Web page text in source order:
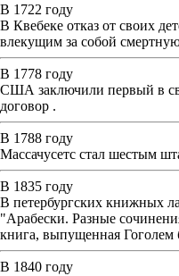
В 1722 году
В Квебеке отказ от своих
влекущим за собой
В 1778 году
США заключили первый в
договор .
В 1788 году
Массачусетс стал шестым
В 1835 году
В петербургских книжных
"Арабески. Разные
книга, выпущенная Гоголем
В 1840 году